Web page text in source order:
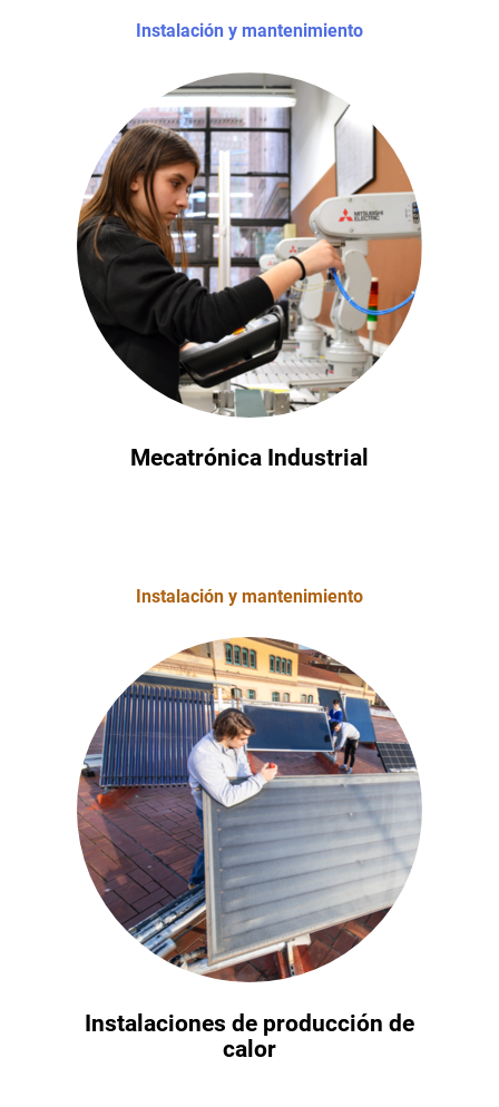
Mecatrónica Industrial
Instalación y mantenimiento
Instalaciones de producción de
calor
Instalación y mantenimiento